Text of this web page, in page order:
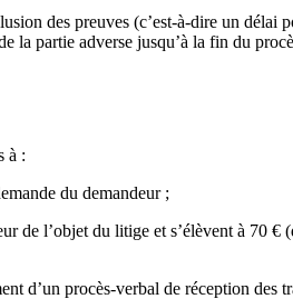
des preuves (c’est-à-dire un délai
la partie adverse jusqu’à la fin du
à :
du demandeur ;
de l’objet du litige et s’élèvent à 70
d’un procès-verbal de réception